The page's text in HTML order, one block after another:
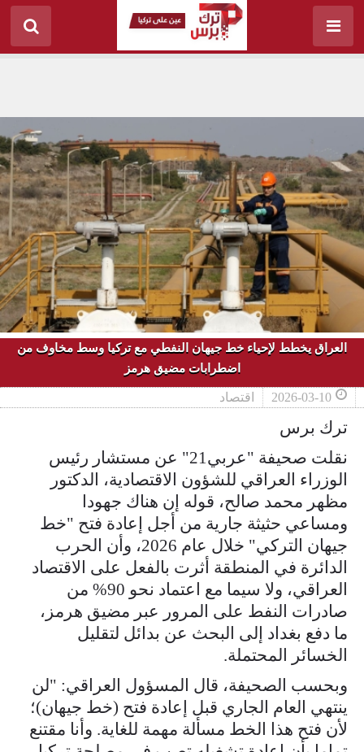
العراق يخطط لإحياء خط جيهان النفطي مع تركيا وسط مخاوف من
اضطرابات مضيق هرمز
2026-03-10 اقتصاد
ترك برس
نقلت صحيفة "عربي21" عن مستشار رئيس
الوزراء العراقي للشؤون الاقتصادية، الدكتور
مظهر محمد صالح، قوله إن هناك جهودا
ومساعي حثيثة جارية من أجل إعادة فتح "خط
جيهان التركي" خلال عام 2026، وأن الحرب
الدائرة في المنطقة أثرت بالفعل على الاقتصاد
العراقي، ولا سيما مع اعتماد نحو 90% من
صادرات النفط على المرور عبر مضيق هرمز،
ما دفع بغداد إلى البحث عن بدائل لتقليل
الخسائر المحتملة.
وبحسب الصحيفة، قال المسؤول العراقي: "لن
ينتهي العام الجاري قبل إعادة فتح (خط جيهان)؛
لأن فتح هذا الخط مسألة مهمة للغاية. وأنا مقتنع